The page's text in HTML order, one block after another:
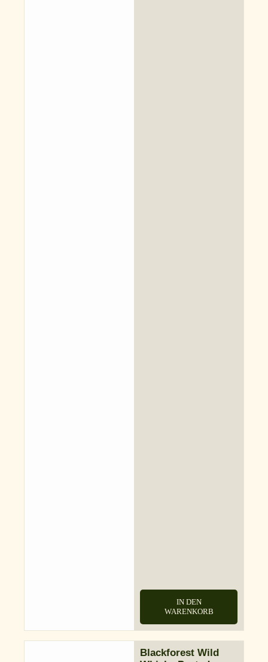
IN DEN
WARENKORB
Blackforest Wild